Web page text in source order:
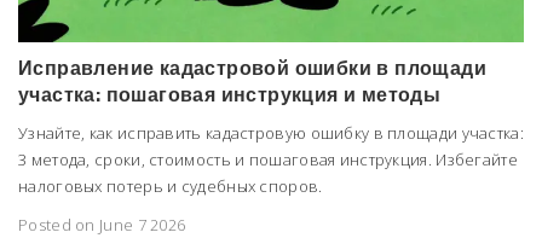
Исправление кадастровой ошибки в площади
участка: пошаговая инструкция и методы
Узнайте, как исправить кадастровую ошибку в площади участка:
3 метода, сроки, стоимость и пошаговая инструкция. Избегайте
налоговых потерь и судебных споров.
Posted on June 7 2026